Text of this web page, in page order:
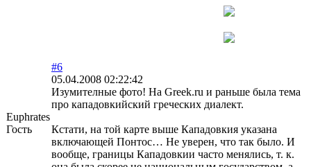
Euphrates
Гость
#6
05.04.2008 02:22:42
Изумителные фото! На Greek.ru и раньше была тема
про кападовкийский греческих диалект.
Кстати, на той карте выше Кападовкия указана
включающей Понтос… Не уверен, что так было. И
вообще, границы Кападовкии часто менялись, т. к.